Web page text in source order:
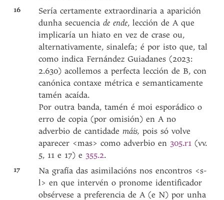
16
Sería certamente extraordinaria a aparición
dunha secuenciade ende, lección de A que
implicaría un hiato en vez de crase ou,
alternativamente, sinalefa; é por isto que, tal
como indica Fernández Guiadanes (2023:
2.630) acollemos a perfecta lección de B, con
canónica contaxe métrica e semanticamente
tamén acaída.
Por outra banda, tamén é moi esporádico o
erro de copia (por omisión) en A no
adverbio de cantidademáis, pois só volve
aparecer <mas> como adverbio en 305.r1 (vv.
5, 11 e 17) e 355.2.
17
Na grafía das asimilacións nos encontros <s-
l> en que intervén o pronome identificador
obsérvese a preferencia de A (e N) por unha